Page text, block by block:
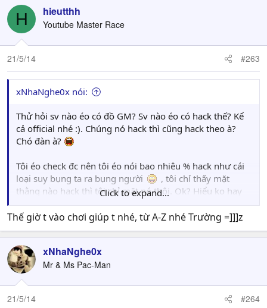
H hieutthh
Youtube Master Race
21/5/14 #263
xNhaNghe0x nói:
Thử hỏi sv nào éo có đồ GM? Sv nào éo có hack thế? Kể
cả official nhé :). Chúng nó hack thì cũng hack theo à?
Chó đàn à?
Tôi éo check đc nên tôi éo nói bao nhiêu % hack như cái
loại suy bụng ta ra bụng người
, tôi chỉ thấy mặt
thằng nào hack thì tôi chỉ mặt nó thôi. Ok? Hiểu ko hay
éo hiểu?
.
Tôi éo phải lấy lý lẽ gì ra, chẳng qua thấy bạn quảng cáo
nghiệm chinh chiến cabal nên tìm lại xem bạn thế éo nào
thôi
.
Ko có thời gian chơi thì giúp mem thế nùn nào đc hả
Click to expand...
Thế giờ t vào chơi giúp t nhé, từ A-Z nhé Trường =]]]z
xNhaNghe0x
Mr & Ms Pac-Man
21/5/14 #264